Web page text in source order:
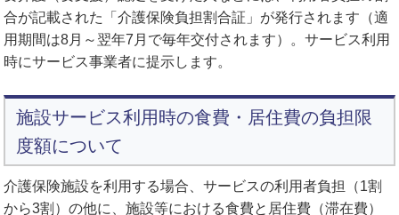
合が記載された「介護保険負担割合証」が発行されます（適
用期間は8月～翌年7月で毎年交付されます）。サービス利用
時にサービス事業者に提示します。
施設サービス利用時の食費・居住費の負担限
度額について
介護保険施設を利用する場合、サービスの利用者負担（1割
から3割）の他に、施設等における食費と居住費（滞在費）